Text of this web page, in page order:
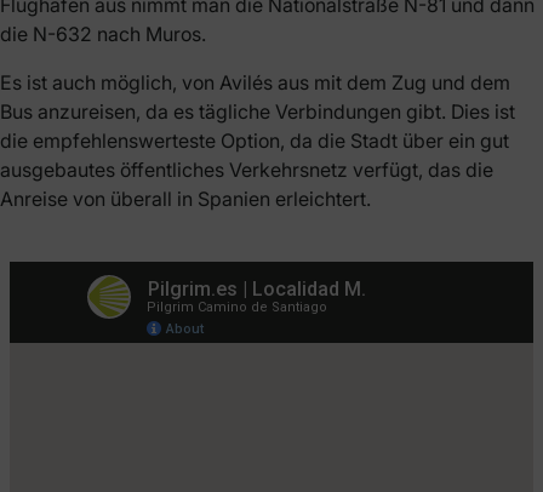
Flughafen aus nimmt man die Nationalstraße N-81 und dann
die N-632 nach Muros.
Es ist auch möglich, von Avilés aus mit dem Zug und dem
Bus anzureisen, da es tägliche Verbindungen gibt. Dies ist
die empfehlenswerteste Option, da die Stadt über ein gut
ausgebautes öffentliches Verkehrsnetz verfügt, das die
Anreise von überall in Spanien erleichtert.